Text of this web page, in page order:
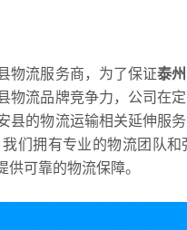
物流服务商，为了保证泰
物流品牌竞争力，公司在
县的物流运输相关延伸服
们拥有专业的物流团队
可靠的物流保障。